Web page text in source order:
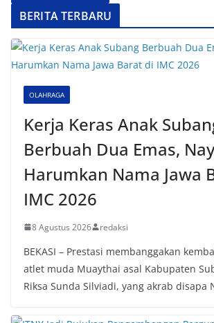
BERITA TERBARU
OLAHRAGA
Kerja Keras Anak
Berbuah Dua Emas,
Harumkan Nama Jawa
IMC 2026
8 Agustus 2026 redaksi
BEKASI – Prestasi membanggakan
atlet muda Muaythai asal Kabupaten
Riksa Sunda Silviadi, yang akrab disapa